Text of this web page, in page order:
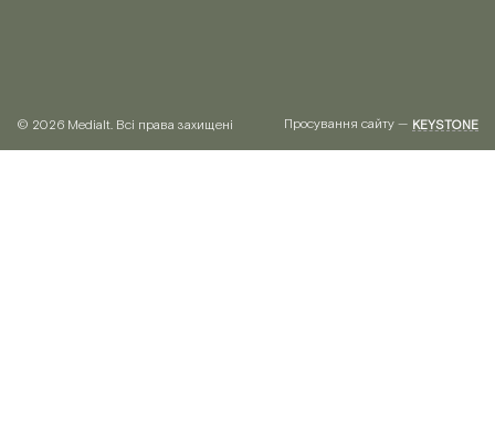
© 2026 Medialt. Всі права захищені Просування сайту — KEYSTONE